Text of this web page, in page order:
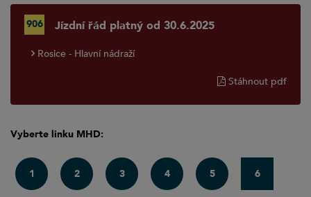
906 Jízdní řád platný od 30.6.2025
Rosice - Hlavní nádraží
Stáhnout pdf
Vyberte linku MHD:
1 2 3 4 5 6